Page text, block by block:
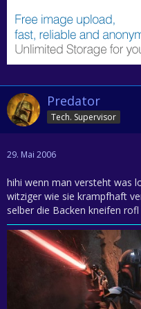
Predator
Tech. Supervisor
29. Mai 2006
hihi wenn man versteht was
witziger wie sie krampfhaft
selber die Backen kneifen rofl